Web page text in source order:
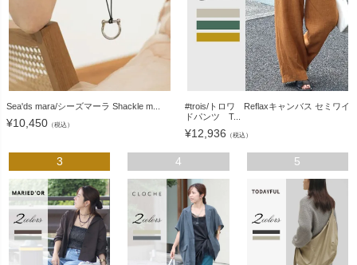
Sea'ds mara/シーズマーラ Shackle m...
¥10,450 （税込）
#trois/トロワ Reflaxキャンバス セミワイ
ドパンツ T...
¥12,936 （税込）
3 4 5